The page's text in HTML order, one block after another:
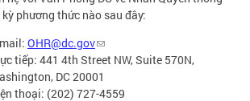
phương thức nào sau đây:
OHR@dc.gov
tiếp: 441 4th Street NW, Suite 570N,
DC 20001
thoại: (202) 727-4559